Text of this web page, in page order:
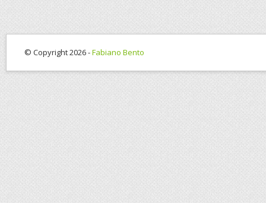
© Copyright 2026 -Fabiano Bento